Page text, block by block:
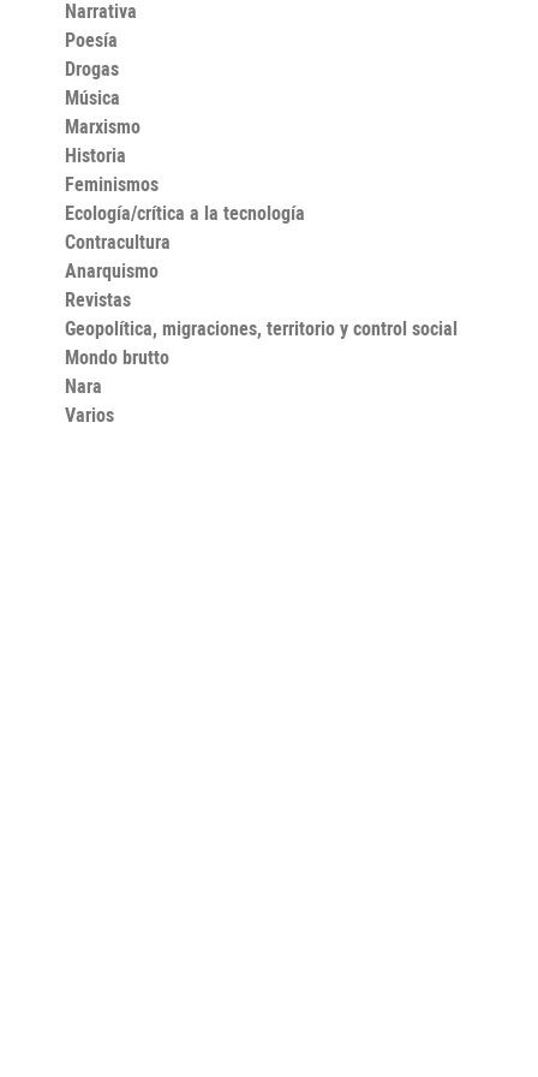
Narrativa
Poesía
Drogas
Música
Marxismo
Historia
Feminismos
Ecología/crítica a la tecnología
Contracultura
Anarquismo
Revistas
Geopolítica, migraciones, territorio y control social
Mondo brutto
Nara
Varios